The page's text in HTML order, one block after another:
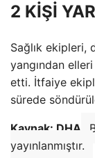
2 KİŞİ
Sağlık ekipleri,
yangından
etti. İtfaiye
sürede
Kaynak: DHA
yayınlanmıştır.